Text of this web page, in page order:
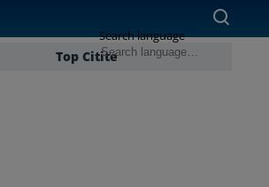
Top Citite
Search language